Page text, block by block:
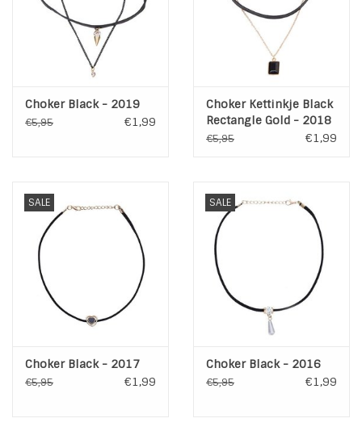
Choker Black - 2019
€5,95 €1,99
Choker Kettinkje Black
Rectangle Gold - 2018
€5,95 €1,99
SALE
Choker Black - 2017
€5,95 €1,99
SALE
Choker Black - 2016
€5,95 €1,99